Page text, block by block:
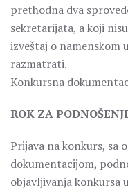
prethodna dva
sekretarijata, a koji
izveštaj o namenskom
razmatrati.
Konkursna
ROK ZA
Prijava na konkurs, sa
dokumentacijom,
objavljivanja konkursa